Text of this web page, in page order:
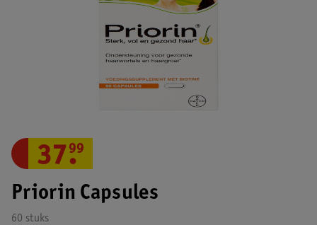
Priorin Capsules
60 stuks
37.
99